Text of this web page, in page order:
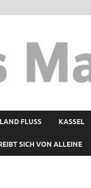
FLUSS KASSEL
SICH VON ALLEINE